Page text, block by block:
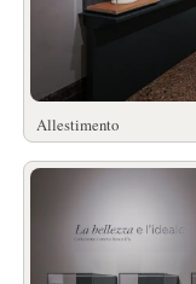
Allestimento